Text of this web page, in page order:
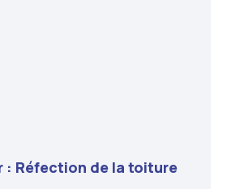
: Réfection de la toiture